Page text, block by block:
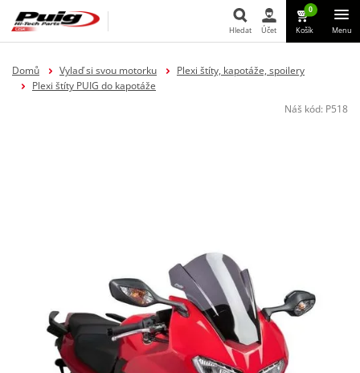
Hledat
Hledat Účet
0
Košík Menu
Domů Vylaď si svou motorku
Plexi štíty, kapotáže, spoilery
Plexi štíty PUIG do kapotáže
Náš kód: P518